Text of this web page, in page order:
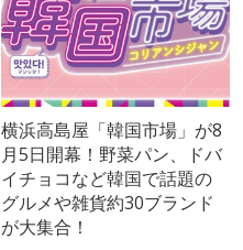
横浜高島屋「韓国市場」が8
月5日開幕！野菜パン、ドバ
イチョコなど韓国で話題の
グルメや雑貨約30ブランド
が大集合！